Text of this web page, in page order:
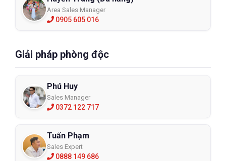
Area Sales Manager
0905 605 016
Giải pháp phòng độc
Phú Huy
Sales Manager
0372 122 717
Tuấn Phạm
Sales Expert
0888 149 686